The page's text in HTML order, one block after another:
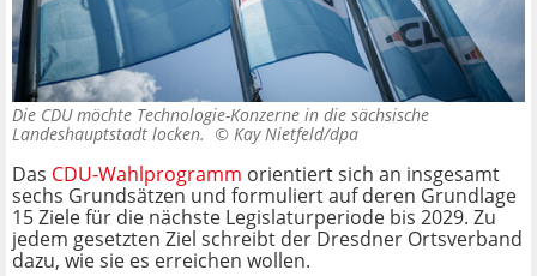
Die CDU möchte Technologie-Konzerne in die sächsische
Landeshauptstadt locken. © Kay Nietfeld/dpa
Das CDU-Wahlprogramm orientiert sich an insgesamt
sechs Grundsätzen und formuliert auf deren Grundlage
15 Ziele für die nächste Legislaturperiode bis 2029. Zu
jedem gesetzten Ziel schreibt der Dresdner Ortsverband
dazu, wie sie es erreichen wollen.